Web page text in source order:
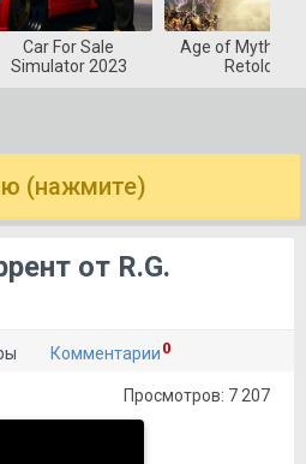
Car For Sale
Simulator 2023
Age of
Retold
(нажмите)
от R.G.
Комментарии 0
Просмотров: 7 207